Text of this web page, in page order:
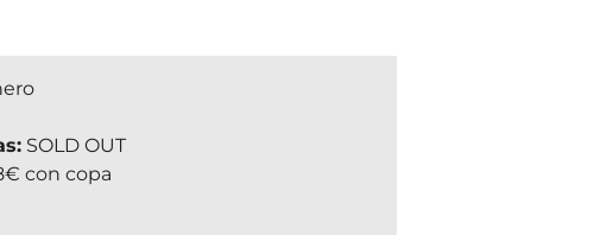
SOLD OUT
con copa